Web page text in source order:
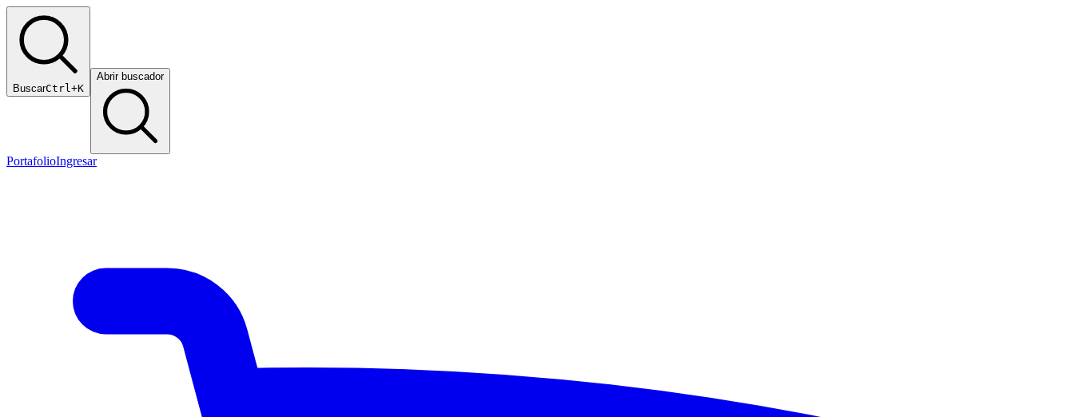
BuscarCtrl+K
Abrir buscador
PortafolioIngresar